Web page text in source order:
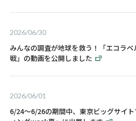
2026/06/30
みんなの調査が地球を救う！「エコラ
戦」の動画を公開しました
2026/06/01
6/24～6/26の期間中、東京ビッグサイ